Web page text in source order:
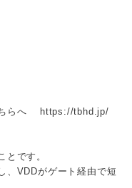
ちらへ https://tbhd.jp/
とです。
、VDDがゲート経由で短